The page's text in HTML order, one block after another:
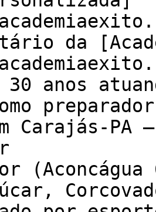
da
anos
Carajás-PA –